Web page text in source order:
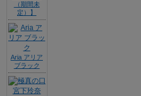
（期間未
定）】
Aria アリア
ブラック